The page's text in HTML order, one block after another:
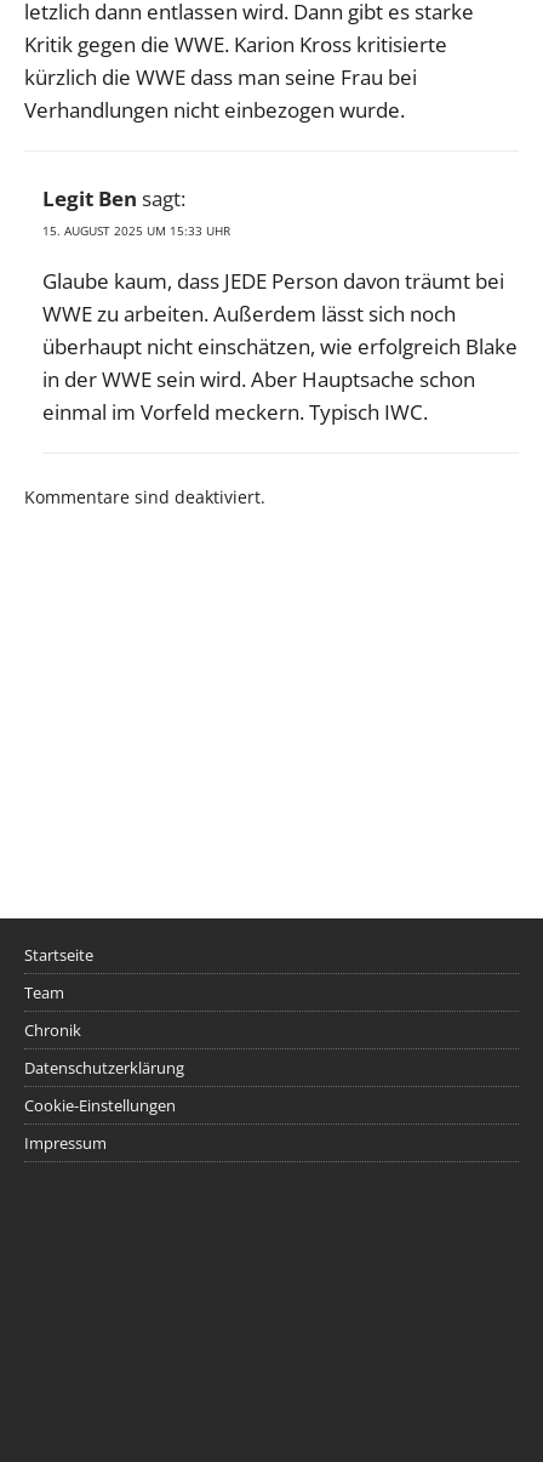
letzlich dann entlassen wird. Dann gibt es starke
Kritik gegen die WWE. Karion Kross kritisierte
kürzlich die WWE dass man seine Frau bei
Verhandlungen nicht einbezogen wurde.
Legit Ben sagt:
15. AUGUST 2025 UM 15:33 UHR
Glaube kaum, dass JEDE Person davon träumt bei
WWE zu arbeiten. Außerdem lässt sich noch
überhaupt nicht einschätzen, wie erfolgreich Blake
in der WWE sein wird. Aber Hauptsache schon
einmal im Vorfeld meckern. Typisch IWC.
Kommentare sind deaktiviert.
Startseite
Team
Chronik
Datenschutzerklärung
Cookie-Einstellungen
Impressum